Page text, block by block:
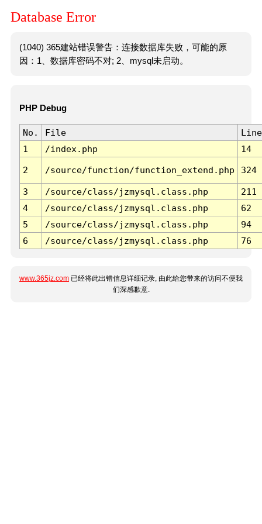
Database Error
(1040) 365建站错误警告：连接数据库失败，可能的原
因：1、数据库密码不对; 2、mysql未启动。
PHP Debug
No. File
Line
1
/index.php 14
2 /source/function/function_extend.php 324
3 /source/class/jzmysql.class.php
211
4
/source/class/jzmysql.class.php
62
5
/source/class/jzmysql.class.php
94
6
/source/class/jzmysql.class.php 76
www.365jz.com 已经将此出错信息详细记录, 由此给您带来的访问不便我
们深感歉意.